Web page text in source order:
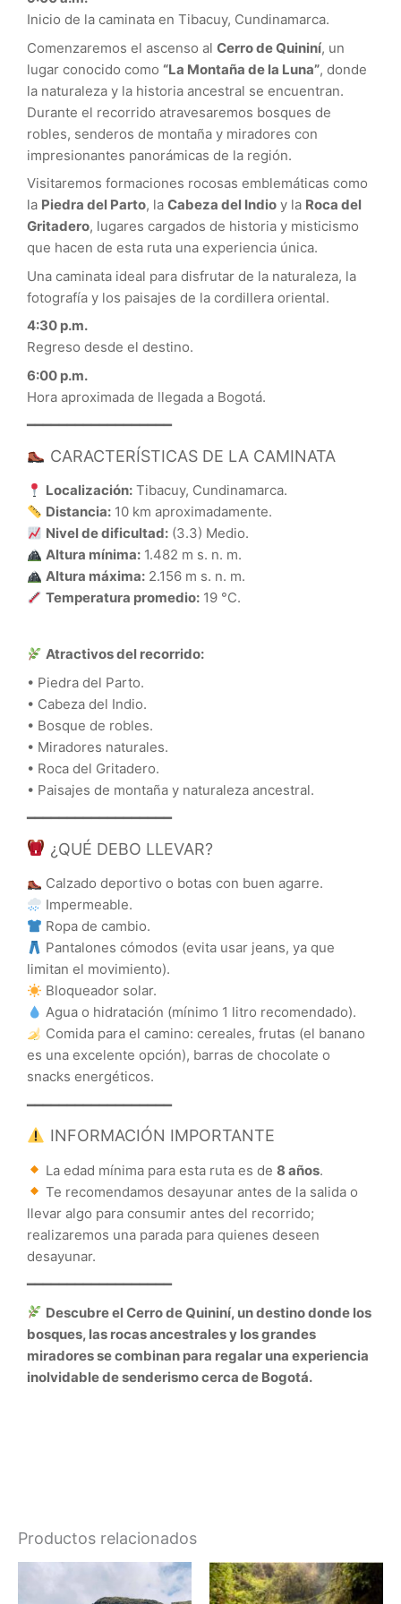
Inicio de la caminata en Tibacuy, Cundinamarca.
Comenzaremos el ascenso al Cerro de Quininí, un
lugar conocido como “La Montaña de la Luna”, donde
la naturaleza y la historia ancestral se encuentran.
Durante el recorrido atravesaremos bosques de
robles, senderos de montaña y miradores con
impresionantes panorámicas de la región.
Visitaremos formaciones rocosas emblemáticas como
la Piedra del Parto, la Cabeza del Indio y la Roca del
Gritadero, lugares cargados de historia y misticismo
que hacen de esta ruta una experiencia única.
Una caminata ideal para disfrutar de la naturaleza, la
fotografía y los paisajes de la cordillera oriental.
4:30 p.m.
Regreso desde el destino.
6:00 p.m.
Hora aproximada de llegada a Bogotá.
━━━━━━━━━━━━━━━━━━
CARACTERÍSTICAS DE LA CAMINATA
Localización: Tibacuy, Cundinamarca.
Distancia: 10 km aproximadamente.
Nivel de dificultad: (3.3) Medio.
Altura mínima: 1.482 m s. n. m.
Altura máxima: 2.156 m s. n. m.
Temperatura promedio: 19 °C.
Atractivos del recorrido:
• Piedra del Parto.
• Cabeza del Indio.
• Bosque de robles.
• Miradores naturales.
• Roca del Gritadero.
• Paisajes de montaña y naturaleza ancestral.
━━━━━━━━━━━━━━━━━━
¿QUÉ DEBO LLEVAR?
Calzado deportivo o botas con buen agarre.
Impermeable.
Ropa de cambio.
Pantalones cómodos (evita usar jeans, ya que
limitan el movimiento).
Bloqueador solar.
Agua o hidratación (mínimo 1 litro recomendado).
Comida para el camino: cereales, frutas (el banano
es una excelente opción), barras de chocolate o
snacks energéticos.
━━━━━━━━━━━━━━━━━━
INFORMACIÓN IMPORTANTE
La edad mínima para esta ruta es de8 años.
Te recomendamos desayunar antes de la salida o
llevar algo para consumir antes del recorrido;
realizaremos una parada para quienes deseen
desayunar.
━━━━━━━━━━━━━━━━━━
Descubre el Cerro de Quininí, un destino donde los
bosques, las rocas ancestrales y los grandes
miradores se combinan para regalar una experiencia
inolvidable de senderismo cerca de Bogotá.
Productos relacionados
Este
producto